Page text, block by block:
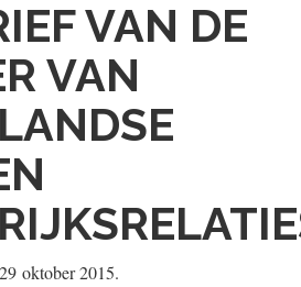
VAN DE
VAN
oktober 2015.